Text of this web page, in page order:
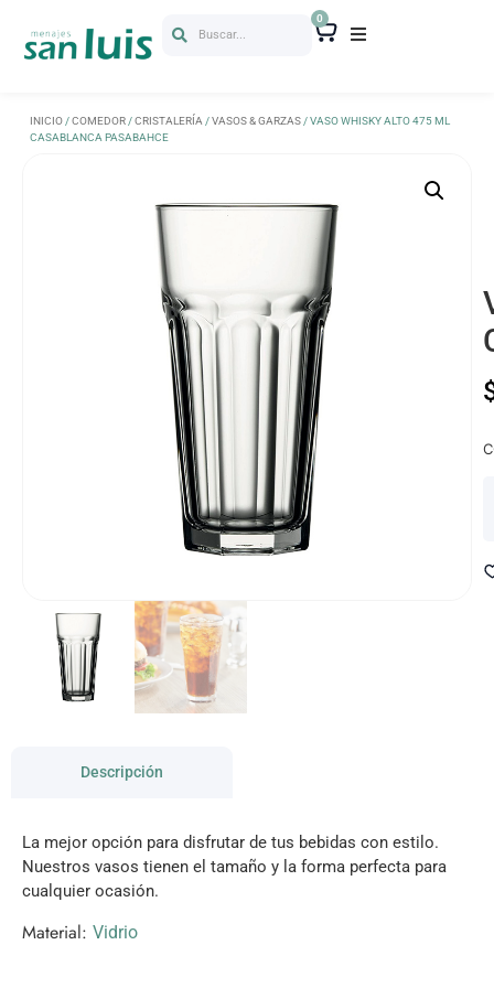
Buscar...
0
INICIO /COMEDOR /CRISTALERÍA /VASOS & GARZAS / VASO WHISKY ALTO 475 ML
CASABLANCA PASABAHCE
Descripción
La mejor opción para disfrutar de tus bebidas con estilo.
Nuestros vasos tienen el tamaño y la forma perfecta para
cualquier ocasión.
Material: Vidrio